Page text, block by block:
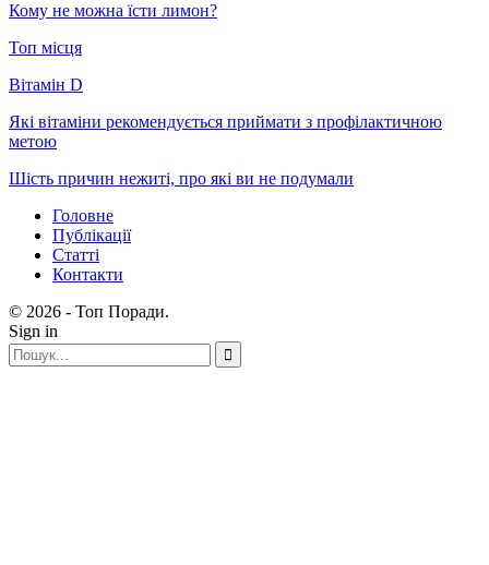
Кому не можна їсти лимон?
Топ місця
Вітамін D
Які вітаміни рекомендується приймати з профілактичною
метою
Шість причин нежиті, про які ви не подумали
Головне
Публікації
Статті
Контакти
© 2026 - Топ Поради.
Sign in